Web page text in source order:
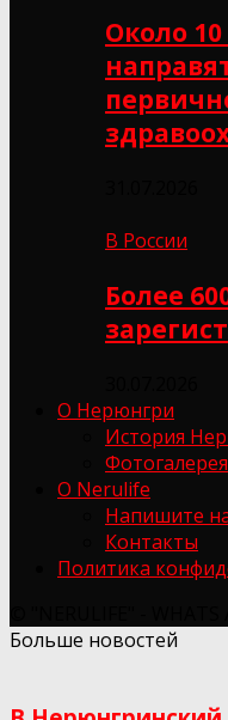
Около
В России
Более
О Нерюнгри
История
Фотогалерея
О Nerulife
Напишите
Контакты
Политика
Больше новостей